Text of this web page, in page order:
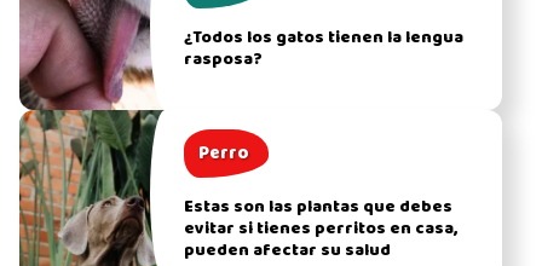
¿Todos los gatos tienen la lengua
rasposa?
Perro
Estas son las plantas que debes
evitar si tienes perritos en casa,
pueden afectar su salud